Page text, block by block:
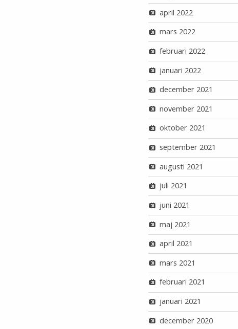
april 2022
mars 2022
februari 2022
januari 2022
december 2021
november 2021
oktober 2021
september 2021
augusti 2021
juli 2021
juni 2021
maj 2021
april 2021
mars 2021
februari 2021
januari 2021
december 2020